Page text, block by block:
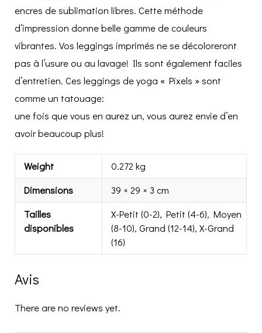
encres de sublimation libres. Cette méthode
d’impression donne belle gamme de couleurs
vibrantes. Vos leggings imprimés ne se décoloreront
pas à l’usure ou au lavage! Ils sont également faciles
d’entretien. Ces leggings de yoga « Pixels » sont
comme un tatouage:
une fois que vous en aurez un, vous aurez envie d’en
avoir beaucoup plus!
Weight
0.272 kg
Dimensions
39 × 29 × 3 cm
Tailles
disponibles
X-Petit (0-2), Petit (4-6), Moyen
(8-10), Grand (12-14), X-Grand
(16)
Avis
There are no reviews yet.